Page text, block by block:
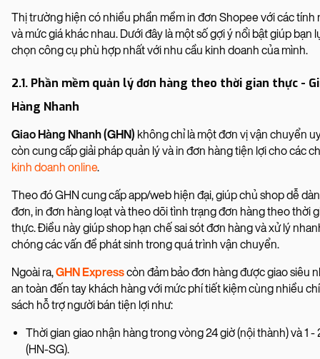
Thị trường hiện có nhiều phần mềm in đơn Shopee với các tính
và mức giá khác nhau. Dưới đây là một số gợi ý nổi bật giúp bạn
chọn công cụ phù hợp nhất với nhu cầu kinh doanh của mình.
2.1. Phần mềm quản lý đơn hàng theo thời gian thực -
Hàng Nhanh
Giao Hàng Nhanh (GHN) không chỉ là một đơn vị vận chuyển
còn cung cấp giải pháp quản lý và in đơn hàng tiện lợi cho các
kinh doanh online.
Theo đó GHN cung cấp app/web hiện đại, giúp chủ shop dễ
đơn, in đơn hàng loạt và theo dõi tình trạng đơn hàng theo thời
thực. Điều này giúp shop hạn chế sai sót đơn hàng và xử lý
chóng các vấn đề phát sinh trong quá trình vận chuyển.
Ngoài ra,GHN Expresscòn đảm bảo đơn hàng được giao siêu
an toàn đến tay khách hàng với mức phí tiết kiệm cùng nhiều
sách hỗ trợ người bán tiện lợi như:
Thời gian giao nhận hàng trong vòng 24 giờ (nội thành) và 1 -
(HN-SG).